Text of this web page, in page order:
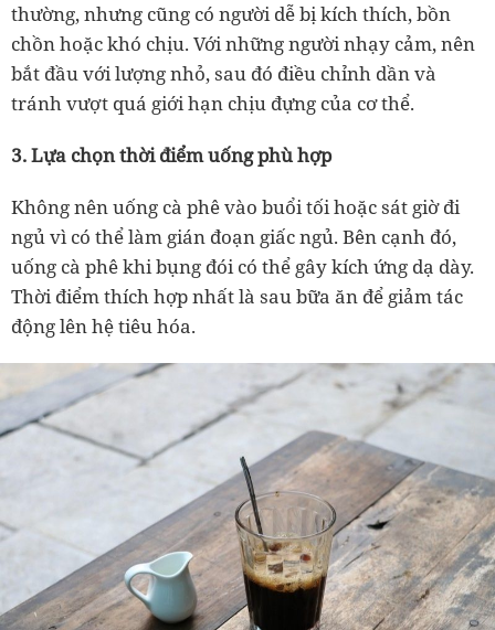
thường, nhưng cũng có người dễ bị kích thích, bồn
chồn hoặc khó chịu. Với những người nhạy cảm, nên
bắt đầu với lượng nhỏ, sau đó điều chỉnh dần và
tránh vượt quá giới hạn chịu đựng của cơ thể.
3. Lựa chọn thời điểm uống phù hợp
Không nên uống cà phê vào buổi tối hoặc sát giờ đi
ngủ vì có thể làm gián đoạn giấc ngủ. Bên cạnh đó,
uống cà phê khi bụng đói có thể gây kích ứng dạ dày.
Thời điểm thích hợp nhất là sau bữa ăn để giảm tác
động lên hệ tiêu hóa.